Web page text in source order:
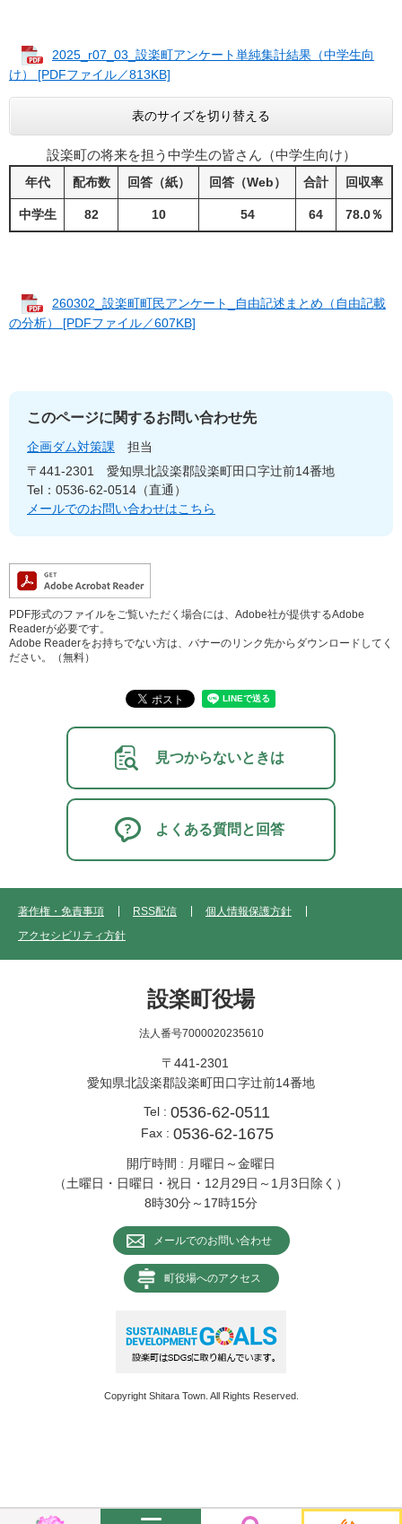
2025_r07_03_設楽町アンケート単純集計結果（中学生向
け） [PDFファイル／813KB]
表のサイズを切り替える
設楽町の将来を担う中学生の皆さん（中学生向け）
年代 配布数 回答（紙） 回答（Web） 合計 回収率
中学生 82 10 54 64 78.0％
260302_設楽町町民アンケート_自由記述まとめ（自由記載
の分析） [PDFファイル／607KB]
このページに関するお問い合わせ先
企画ダム対策課
担当
〒441-2301
愛知県北設楽郡設楽町田口字辻前14番地
Tel：0536-62-0514（直通）
メールでのお問い合わせはこちら
PDF形式のファイルをご覧いただく場合には、Adobe社が提供するAdobe
Readerが必要です。
Adobe Readerをお持ちでない方は、バナーのリンク先からダウンロードしてく
ださい。（無料）
見つからないときは
よくある質問と回答
著作権・免責事項 RSS配信
個人情報保護方針
アクセシビリティ方針
設楽町役場
法人番号7000020235610
〒441-2301
愛知県北設楽郡設楽町田口字辻前14番地
Tel : 0536-62-0511
Fax : 0536-62-1675
開庁時間 : 月曜日～金曜日
（土曜日・日曜日・祝日・12月29日～1月3日除く）
8時30分～17時15分
メールでのお問い合わせ
町役場へのアクセス
Copyright Shitara Town. All Rights Reserved.